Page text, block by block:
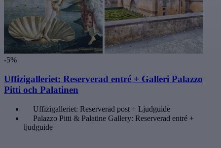
-5%
Uffizigalleriet: Reserverad entré + Galleri Palazzo
Pitti och Palatinen
Uffizigalleriet: Reserverad post + Ljudguide
Palazzo Pitti & Palatine Gallery: Reserverad entré +
ljudguide